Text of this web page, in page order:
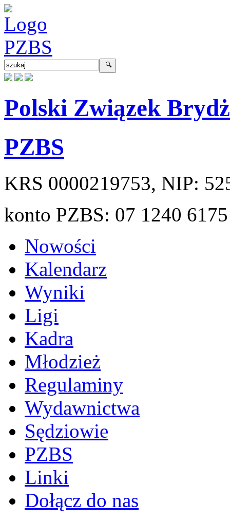
Polski Związek
PZBS
KRS 0000219753, NIP:
konto PZBS: 07 1240
Nowości
Kalendarz
Wyniki
Ligi
Kadra
Młodzież
Regulaminy
Wydawnictwa
Sędziowie
PZBS
Linki
Dołącz do nas